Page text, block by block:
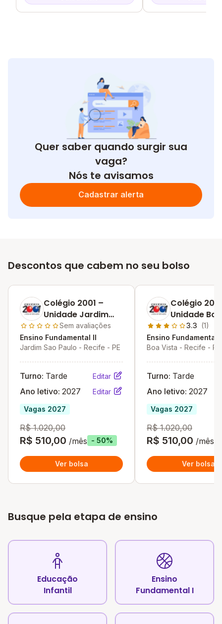
Quer saber quando surgir sua
vaga?
Nós te avisamos
Cadastrar alerta
Descontos que cabem no seu bolso
Colégio 2001 –
Unidade Jardim
São Paulo
Sem avaliações
Ensino Fundamental II
Jardim Sao Paulo - Recife - PE
Turno: Tarde Editar
Ano letivo: 2027 Editar
Vagas 2027
R$ 1.020,00
R$ 510,00 /mês - 50%
Ver bolsa
Colégio
Unidade
3.3 (1)
Ensino Fundamental
Boa Vista - Recife - PE
Turno: Tarde
Ano letivo: 2027
Vagas 2027
R$ 1.020,00
R$ 510,00 /mês
Ver bolsa
Busque pela etapa de ensino
Educação
Infantil
Ensino
Fundamental I